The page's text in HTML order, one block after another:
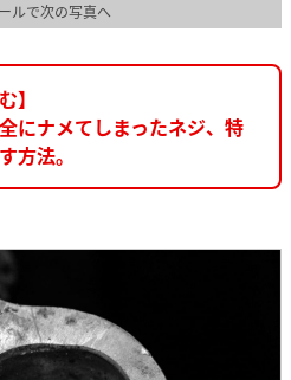
ルで次の写真へ
】
にナメてしまったネジ、特
方法。